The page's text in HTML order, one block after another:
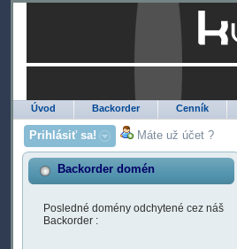
Úvod Backorder Cenník
Prihlásiť sa! Máte už účet ?
Backorder domén
Posledné domény odchytené cez náš
Backorder :